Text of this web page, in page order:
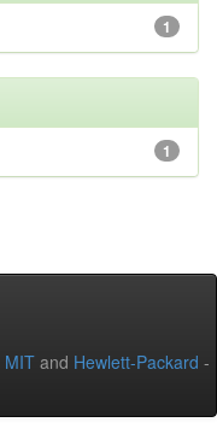
1
1
MIT and Hewlett-Packard -